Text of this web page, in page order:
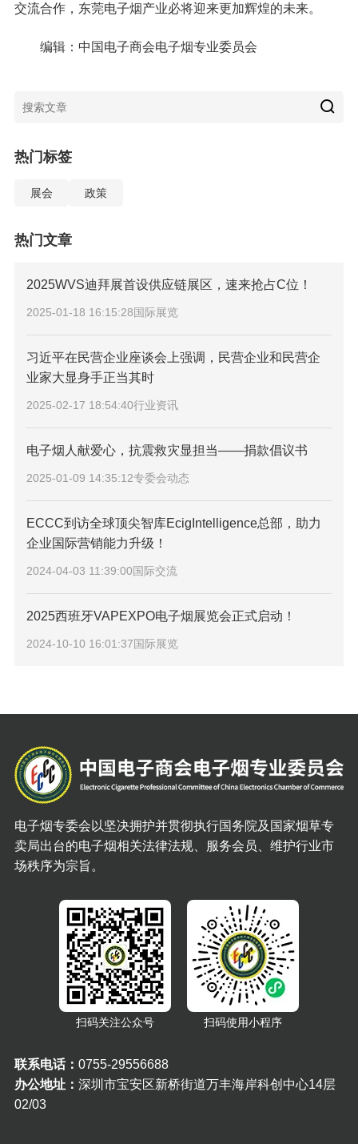
交流合作，东莞电子烟产业必将迎来更加辉煌的未来。
编辑：中国电子商会电子烟专业委员会
热门标签
展会 政策
热门文章
2025WVS迪拜展首设供应链展区，速来抢占C位！
2025-01-18 16:15:28国际展览
习近平在民营企业座谈会上强调，民营企业和民营企
业家大显身手正当其时
2025-02-17 18:54:40行业资讯
电子烟人献爱心，抗震救灾显担当——捐款倡议书
2025-01-09 14:35:12专委会动态
ECCC到访全球顶尖智库EcigIntelligence总部，助力
企业国际营销能力升级！
2024-04-03 11:39:00国际交流
2025西班牙VAPEXPO电子烟展览会正式启动！
2024-10-10 16:01:37国际展览
电子烟专委会以坚决拥护并贯彻执行国务院及国家烟草专
卖局出台的电子烟相关法律法规、服务会员、维护行业市
场秩序为宗旨。
扫码关注公众号 扫码使用小程序
联系电话： 0755-29556688
办公地址： 深圳市宝安区新桥街道万丰海岸科创中心14层
02/03